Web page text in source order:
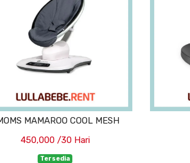
MAMAROO COOL MESH
450,000 /30 Hari
Tersedia